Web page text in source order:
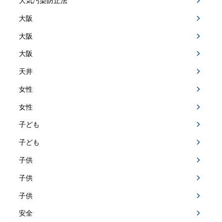
大阪
大阪
大阪
天井
女性
女性
子ども
子ども
子供
子供
子供
安全